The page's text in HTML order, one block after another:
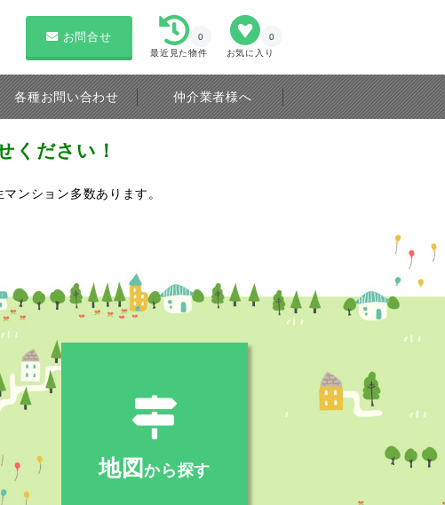
お気に入り
0
最近見た物件
0
お問合せ
各種お問い合わせ 仲介業者様へ
ください！
ンション多数あります。
地図から探す